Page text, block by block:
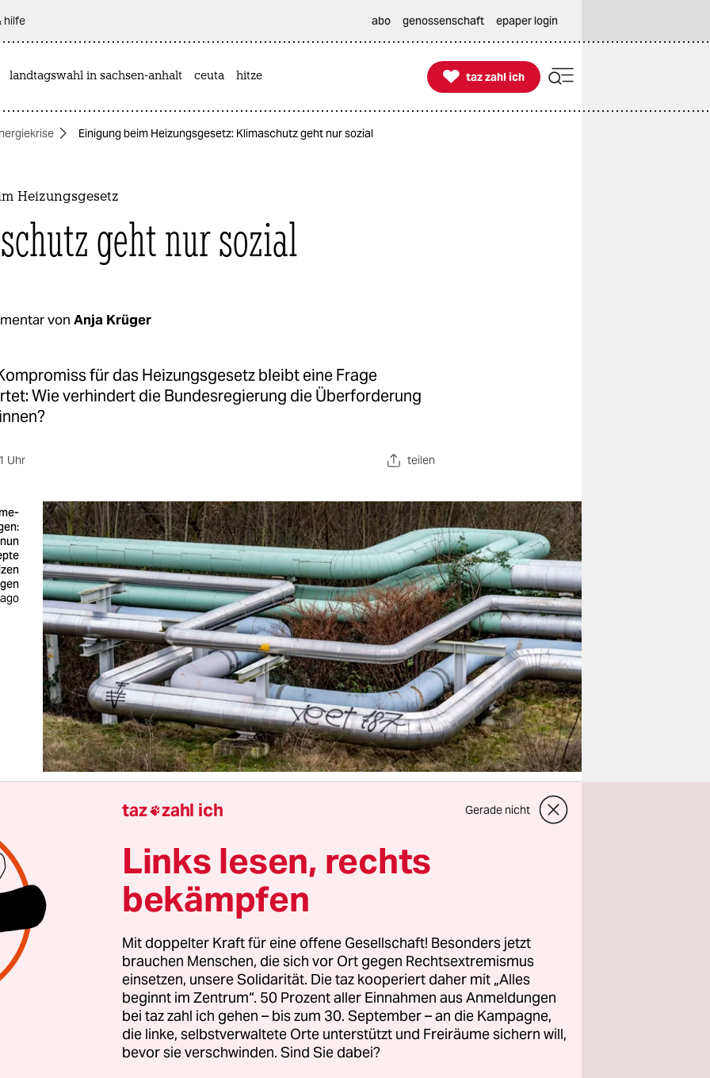
hilfe abo genossenschaft epaper login
landtagswahl in sachsen-anhalt ceuta hitze 
taz zahl ich
taz zahl ich
Einigung beim Heizungsgesetz: Klimaschutz geht nur sozial
Heizungsgesetz
geht nur sozial
von Anja Krüger
für das Heizungsgesetz bleibt eine Frage
Wie verhindert die Bundesregierung die Überforderung
Uhr teilen
hat ein Ende, aber die sozialen Unwuchten bleiben.
Grüne und FDP haben sich nach wochenlangem Streit
eine gemeinsame Linie beim umstrittenen
(GEG) geeinigt
. Dabei haben sie immerhin eine
angekündigt. Sie wollen die Bringschuld für die
auf klimafreundliches Heizen von den Bür­ge­r:in­nen auf
und Gemeinden verlagern. Die sogenannte kommunale
wird der zentrale Schauplatz für den Umstieg: Nur
und Gemeinden Konzepte für das Heizen der Gebäude in
vorgelegt haben, gelten die Vorgaben des GEG
taz zahl ich Gerade nicht
Links lesen, rechts
bekämpfen
Mit doppelter Kraft für eine offene Gesellschaft! Besonders jetzt
brauchen Menschen, die sich vor Ort gegen Rechtsextremismus
einsetzen, unsere Solidarität. Die taz kooperiert daher mit „Alles
beginnt im Zentrum“. 50 Prozent aller Einnahmen aus Anmeldungen
bei taz zahl ich gehen – bis zum 30. September – an die Kampagne,
die linke, selbstverwaltete Orte unterstützt und Freiräume sichern will,
bevor sie verschwinden. Sind Sie dabei?